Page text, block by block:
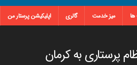
میز خدمت گالری اپلیکیشن پرستار من
پرستاری به کرمان